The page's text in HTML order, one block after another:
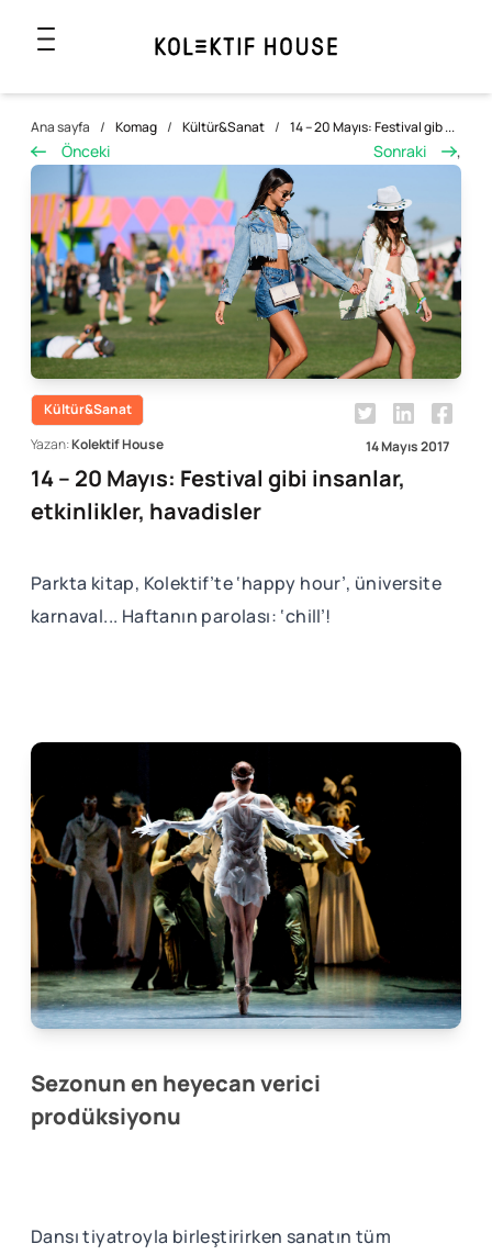
Ana sayfa / Komag / Kültür&Sanat / 14 – 20 Mayıs: Festival gib ...
Önceki Sonraki ,
Kültür&Sanat
Yazan:Kolektif House 14 Mayıs 2017
14 – 20 Mayıs: Festival gibi insanlar,
etkinlikler, havadisler
Parkta kitap, Kolektif’te ‘happy hour’, üniversite
karnaval... Haftanın parolası: ‘chill’!
Sezonun en heyecan verici
prodüksiyonu
Dansı tiyatroyla birleştirirken sanatın tüm